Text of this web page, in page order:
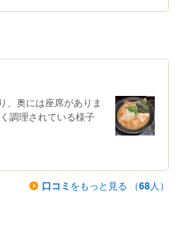
、奥には座席がありま
調理されている様子
口コミ をもっと見る （68人）